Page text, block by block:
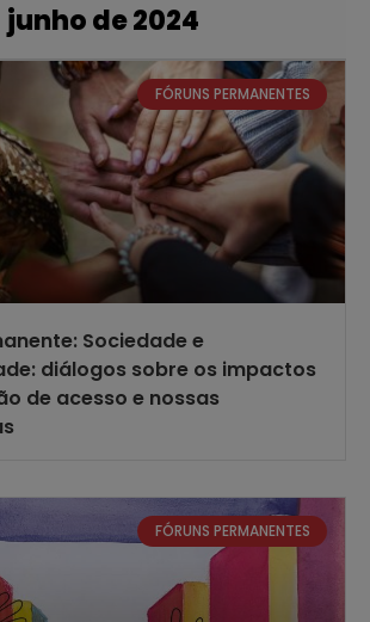
junho de 2024
FÓRUNS PERMANENTES
Sociedade e
diálogos sobre os impactos
de acesso e nossas
FÓRUNS PERMANENTES